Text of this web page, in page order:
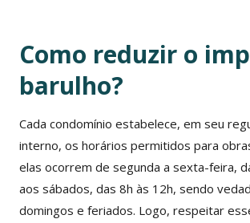
Como reduzir o
barulho?
Cada condomínio estabelece, em seu
interno, os horários permitidos para
elas ocorrem de segunda a sexta-feira,
aos sábados, das 8h às 12h, sendo
domingos e feriados. Logo, respeitar